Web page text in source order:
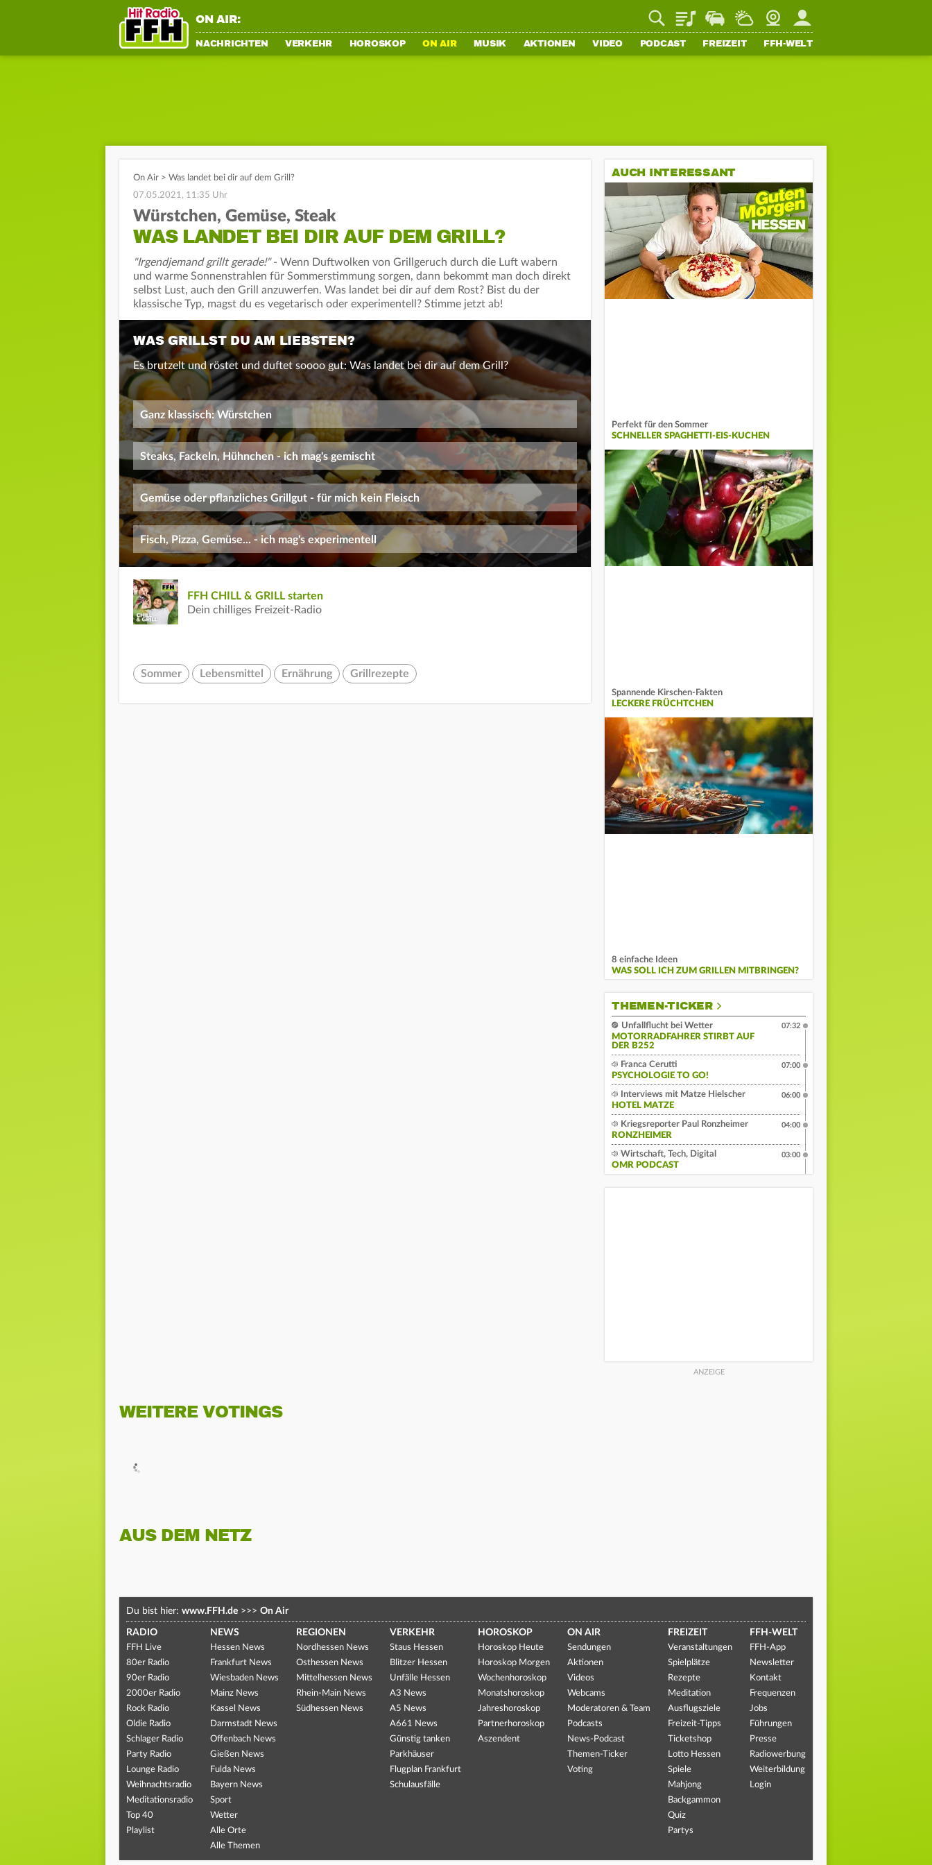
ON AIR: PlaylistStaupilotWetterWebcamMein FFH
NACHRICHTEN VERKEHR HOROSKOP ON AIR MUSIK AKTIONEN VIDEO PODCAST FREIZEIT FFH-WELT
On Air > Was landet bei dir auf dem Grill?
07.05.2021, 11:35 Uhr
Würstchen, Gemüse, Steak
WAS LANDET BEI DIR AUF DEM GRILL?
"Irgendjemand grillt gerade!"- Wenn Duftwolken von Grillgeruch durch die Luft wabern
und warme Sonnenstrahlen für Sommerstimmung sorgen, dann bekommt man doch direkt
selbst Lust, auch den Grill anzuwerfen. Was landet bei dir auf dem Rost? Bist du der
klassische Typ, magst du es vegetarisch oder experimentell? Stimme jetzt ab!
WAS GRILLST DU AM LIEBSTEN?
Es brutzelt und röstet und duftet soooo gut: Was landet bei dir auf dem Grill?
Ganz klassisch: Würstchen
Steaks, Fackeln, Hühnchen - ich mag's gemischt
Gemüse oder pflanzliches Grillgut - für mich kein Fleisch
Fisch, Pizza, Gemüse... - ich mag's experimentell
FFH CHILL & GRILL starten
Dein chilliges Freizeit-Radio
Sommer Lebensmittel Ernährung Grillrezepte
AUCH INTERESSANT
Perfekt für den Sommer
SCHNELLER SPAGHETTI-EIS-KUCHEN
Spannende Kirschen-Fakten
LECKERE FRÜCHTCHEN
8 einfache Ideen
WAS SOLL ICH ZUM GRILLEN MITBRINGEN?
THEMEN-TICKER
Unfallflucht bei Wetter
MOTORRADFAHRER STIRBT AUF
DER B252
07:32
Franca Cerutti
PSYCHOLOGIE TO GO!
07:00
Interviews mit Matze Hielscher
HOTEL MATZE
06:00
Kriegsreporter Paul Ronzheimer
RONZHEIMER
04:00
Wirtschaft, Tech, Digital
OMR PODCAST
03:00
WEITERE VOTINGS
AUS DEM NETZ
Du bist hier: www.FFH.de >>> On Air
RADIO
FFH Live
80er Radio
90er Radio
2000er Radio
Rock Radio
Oldie Radio
Schlager Radio
Party Radio
Lounge Radio
Weihnachtsradio
Meditationsradio
Top 40
Playlist
NEWS
Hessen News
Frankfurt News
Wiesbaden News
Mainz News
Kassel News
Darmstadt News
Offenbach News
Gießen News
Fulda News
Bayern News
Sport
Wetter
Alle Orte
Alle Themen
REGIONEN
Nordhessen News
Osthessen News
Mittelhessen News
Rhein-Main News
Südhessen News
VERKEHR
Staus Hessen
Blitzer Hessen
Unfälle Hessen
A3 News
A5 News
A661 News
Günstig tanken
Parkhäuser
Flugplan Frankfurt
Schulausfälle
HOROSKOP
Horoskop Heute
Horoskop Morgen
Wochenhoroskop
Monatshoroskop
Jahreshoroskop
Partnerhoroskop
Aszendent
ON AIR
Sendungen
Aktionen
Videos
Webcams
Moderatoren & Team
Podcasts
News-Podcast
Themen-Ticker
Voting
FREIZEIT
Veranstaltungen
Spielplätze
Rezepte
Meditation
Ausflugsziele
Freizeit-Tipps
Ticketshop
Lotto Hessen
Spiele
Mahjong
Backgammon
Quiz
Partys
FFH-WELT
FFH-App
Newsletter
Kontakt
Frequenzen
Jobs
Führungen
Presse
Radiowerbung
Weiterbildung
Login